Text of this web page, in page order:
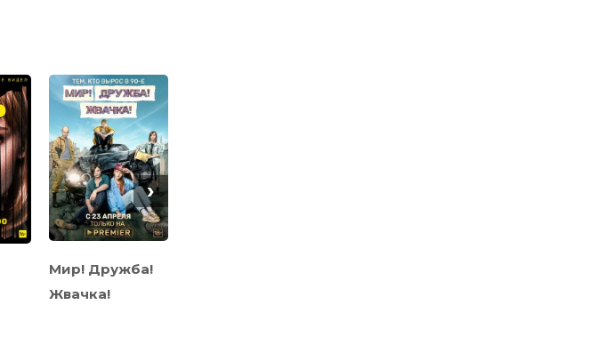
Мир! Дружба!
Жвачка!
›